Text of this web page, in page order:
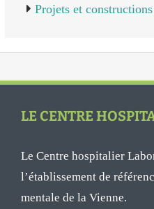
Projets et constructions
LE CENTRE
Le Centre hospitalier
l’établissement de
mentale de la Vienne.